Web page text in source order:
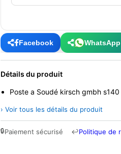
Facebook WhatsApp
Détails du produit
Poste a Soudé kirsch gmbh s140
› Voir tous les détails du produit
🔒Paiement sécurisé ↩Politique de